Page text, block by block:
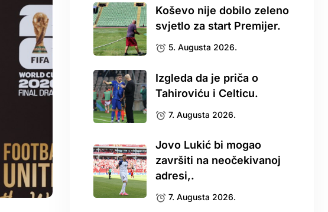
Koševo nije dobilo zeleno
svjetlo za start Premijer.
5. Augusta 2026.
Izgleda da je priča o
Tahiroviću i Celticu.
7. Augusta 2026.
Jovo Lukić bi mogao
završiti na neočekivanoj
adresi,.
7. Augusta 2026.